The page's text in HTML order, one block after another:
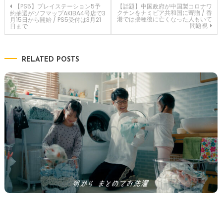
投
稿
ビ
ゲ
ー
シ
ョ
ン
【PS5】プレイステーション5予
約抽選がソフマップAKIBA4号店で3
月15日から開始 / PS5受付は3月21
日まで
【話題】中国政府が中国製コロナワ
クチンをナミビア共和国に寄贈 / 香
港では接種後に亡くなった人もいて
問題視
RELATED POSTS